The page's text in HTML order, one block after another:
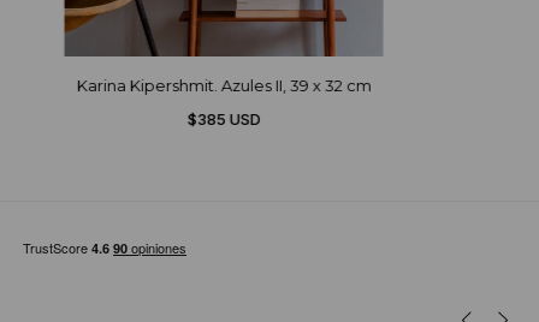
Karina Kipershmit. Azules II, 39 x 32 cm
$385 USD